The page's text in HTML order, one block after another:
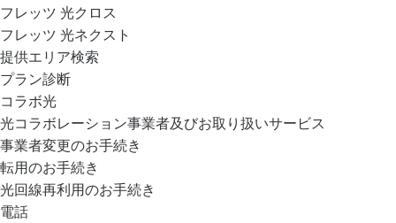
フレッツ 光クロス
フレッツ 光ネクスト
提供エリア検索
プラン診断
コラボ光
光コラボレーション事業者及びお取り扱いサービス
事業者変更のお手続き
転用のお手続き
光回線再利用のお手続き
電話